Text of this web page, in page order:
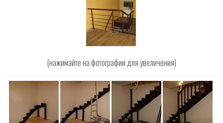
(нажимайте на фотографии для увеличения)